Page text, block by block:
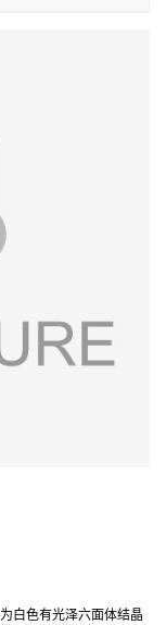
白色有光泽六面体结晶